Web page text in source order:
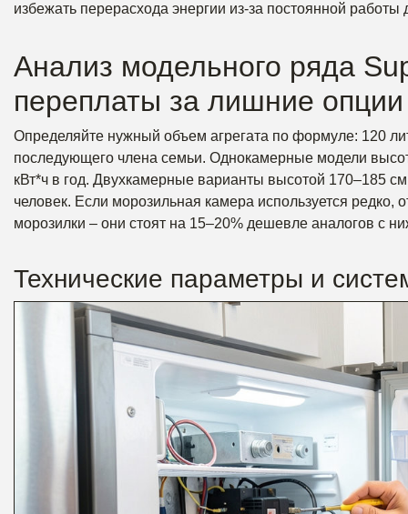
избежать перерасхода энергии из-за постоянной работы
Анализ модельного ряда
переплаты за лишние опции
Определяйте нужный объем агрегата по формуле: 120
последующего члена семьи. Однокамерные модели
кВт*ч в год. Двухкамерные варианты высотой 170–185
человек. Если морозильная камера используется
морозилки – они стоят на 15–20% дешевле аналогов с
Технические параметры и